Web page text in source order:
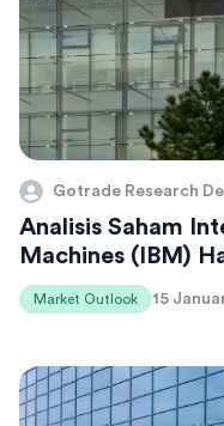
Gotrade Research
Analisis Saham
Machines (IBM)
Market Outlook 15